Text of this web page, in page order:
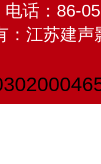
电话：86-
：江苏建